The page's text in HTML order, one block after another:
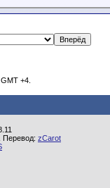
+4.
Перевод: zCarot